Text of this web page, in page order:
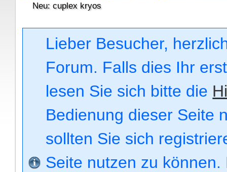
Neu: cuplex kryos
Lieber Besucher,
Forum. Falls dies Ihr
lesen Sie sich bitte die
Bedienung dieser Seite
sollten Sie sich
Seite nutzen zu